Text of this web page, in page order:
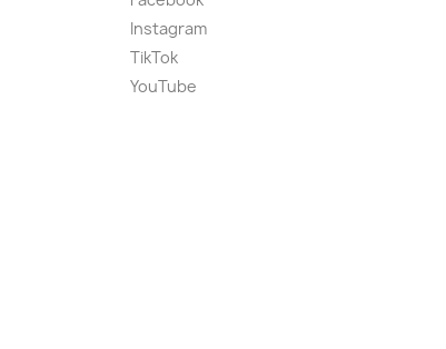
Instagram
TikTok
YouTube